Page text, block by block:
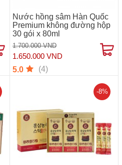
Nước hồng sâm Hàn Quốc
Premium không đường hộp
30 gói x 80ml
1.700.000 VND
1.650.000 VND
5.0 (4)
-8%